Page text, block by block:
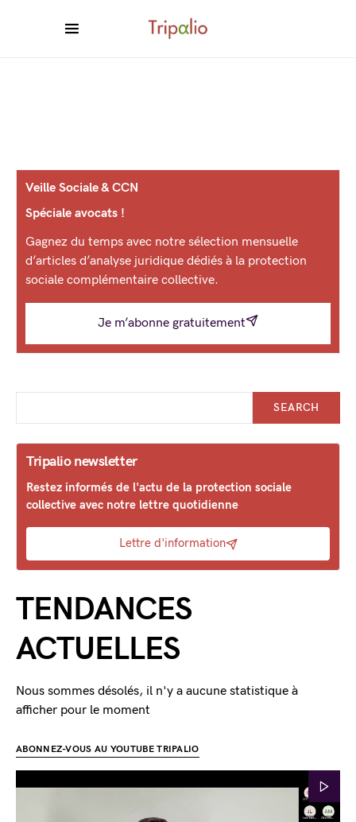
Veille Sociale & CCN
Spéciale avocats !
Gagnez du temps avec notre sélection mensuelle
d’articles d’analyse juridique dédiés à la protection
sociale complémentaire collective.
Je m’abonne gratuitement
SEARCH
Tripalio newsletter
Restez informés de l'actu de la protection sociale
collective avec notre lettre quotidienne
Lettre d'information
TENDANCES
ACTUELLES
Nous sommes désolés, il n'y a aucune statistique à
afficher pour le moment
ABONNEZ-VOUS AU YOUTUBE TRIPALIO